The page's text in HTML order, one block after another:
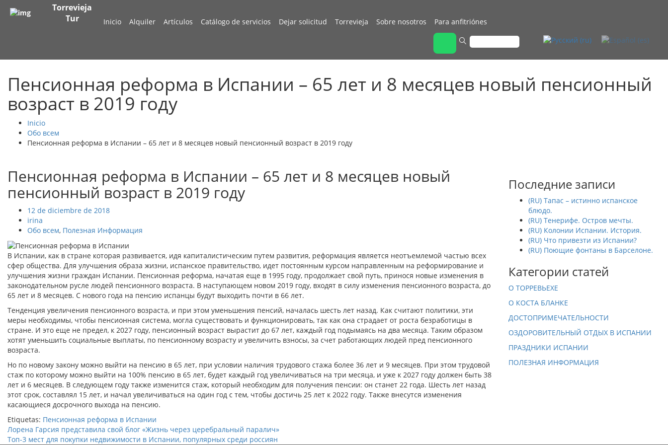
Torrevieja
Tur
Inicio Alquiler Artículos Catálogo de servicios Dejar solicitud Torrevieja Sobre nosotros Para anfitriónes
Пенсионная реформа в Испании – 65 лет и 8 месяцев новый пенсионный
возраст в 2019 году
Inicio
Обо всем
Пенсионная реформа в Испании – 65 лет и 8 месяцев новый пенсионный возраст в 2019 году
Пенсионная реформа в Испании – 65 лет и 8 месяцев новый
пенсионный возраст в 2019 году
12 de diciembre de 2018
irina
Обо всем, Полезная Информация
В Испании, как в стране которая развивается, идя капиталистическим путем развития, реформация является неотъемлемой частью всех
сфер общества. Для улучшения образа жизни, испанское правительство, идет постоянным курсом направленным на реформирование и
улучшения жизни граждан Испании. Пенсионная реформа, начатая еще в 1995 году, продолжает свой путь, принося новые изменения в
законодательном русле людей пенсионного возраста. В наступающем новом 2019 году, входят в силу изменения пенсионного возраста, до
65 лет и 8 месяцев. С нового года на пенсию испанцы будут выходить почти в 66 лет.
Тенденция увеличения пенсионного возраста, и при этом уменьшения пенсий, началась шесть лет назад. Как считают политики, эти
меры необходимы, чтобы пенсионная система, могла существовать и функционировать, так как она страдает от роста безработицы в
стране. И это еще не предел, к 2027 году, пенсионный возраст вырастит до 67 лет, каждый год подымаясь на два месяца. Таким образом
хотят уменьшить социальные выплаты, по пенсионному возрасту и увеличить взносы, за счет работающих людей пред пенсионного
возраста.
Но по новому закону можно выйти на пенсию в 65 лет, при условии наличия трудового стажа более 36 лет и 9 месяцев. При этом трудовой
стаж по которому можно выйти на 100% пенсию в 65 лет, будет каждый год увеличиваться на три месяца, и уже к 2027 году должен быть 38
лет и 6 месяцев. В следующем году также изменится стаж, который необходим для получения пенсии: он станет 22 года. Шесть лет назад
этот срок, составлял 15 лет, и начал увеличиваться на один год с тем, чтобы достичь 25 лет к 2022 году. Также внесутся изменения
касающиеся досрочного выхода на пенсию.
Etiquetas: Пенсионная реформа в Испании
Лорена Гарсия представила свой блог «Жизнь через церебральный паралич»
Топ-3 мест для покупки недвижимости в Испании, популярных среди россиян
Последние записи
(RU) Тапас – истинно испанское
блюдо.
(RU) Тенерифе. Остров мечты.
(RU) Колонии Испании. История.
(RU) Что привезти из Испании?
(RU) Поющие фонтаны в Барселоне.
Категории статей
О ТОРРЕВЬЕХЕ
О КОСТА БЛАНКЕ
ДОСТОПРИМЕЧАТЕЛЬНОСТИ
ОЗДОРОВИТЕЛЬНЫЙ ОТДЫХ В ИСПАНИИ
ПРАЗДНИКИ ИСПАНИИ
ПОЛЕЗНАЯ ИНФОРМАЦИЯ